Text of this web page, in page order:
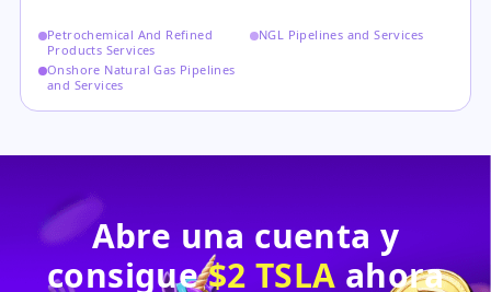
Petrochemical And Refined
Products Services
NGL Pipelines and Services
Onshore Natural Gas Pipelines
and Services
Abre una cuenta y
consigue$2 TSLA ahora